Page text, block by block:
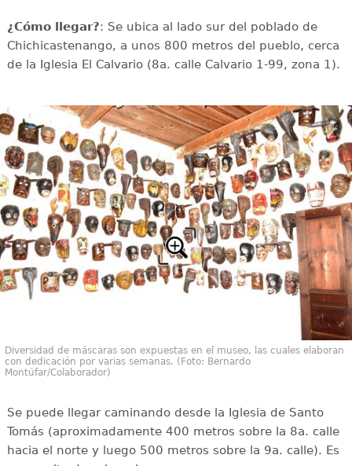
¿Cómo llegar?: Se ubica al lado sur del poblado de
Chichicastenango, a unos 800 metros del pueblo, cerca
de la Iglesia El Calvario (8a. calle Calvario 1-99, zona 1).
Diversidad de máscaras son expuestas en el museo, las cuales elaboran
con dedicación por varias semanas. (Foto: Bernardo
Montúfar/Colaborador)
Se puede llegar caminando desde la Iglesia de Santo
Tomás (aproximadamente 400 metros sobre la 8a. calle
hacia el norte y luego 500 metros sobre la 9a. calle). Es